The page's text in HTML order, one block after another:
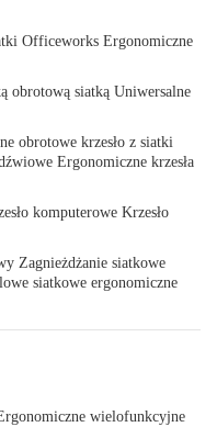
Officeworks Ergonomiczne
obrotową siatką Uniwersalne
obrotowe krzesło z siatki
Ergonomiczne krzesła
komputerowe Krzesło
Zagnieżdżanie siatkowe
siatkowe ergonomiczne
wielofunkcyjne